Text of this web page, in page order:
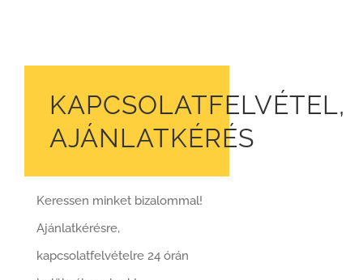
KAPCSOLATFELVÉTEL,
AJÁNLATKÉRÉS
Keressen minket bizalommal!
Ajánlatkérésre,
kapcsolatfelvételre 24 órán